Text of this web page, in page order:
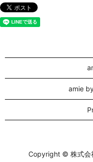
amie
Copyright © 株式会